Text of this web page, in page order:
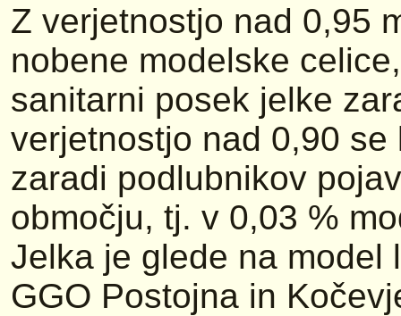
Z verjetnostjo nad 0,95
nobene modelske
sanitarni posek jelke
verjetnostjo nad 0,90
zaradi podlubnikov
območju, tj. v 0,03 %
Jelka je glede na model
GGO Postojna in